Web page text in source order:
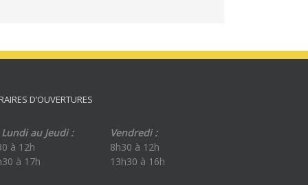
D’OUVERTURES
au Jeudi :
à 12h
à 17h
Vendredi :
8h30 à 12h
13h30 à 16h